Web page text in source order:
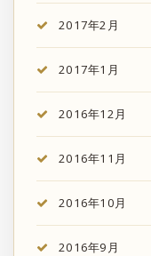
2017年2月
2017年1月
2016年12月
2016年11月
2016年10月
2016年9月